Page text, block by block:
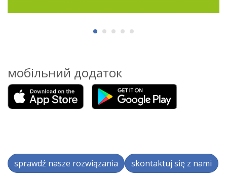
мобільний додаток
sprawdź nasze rozwiązania skontaktuj się z nami